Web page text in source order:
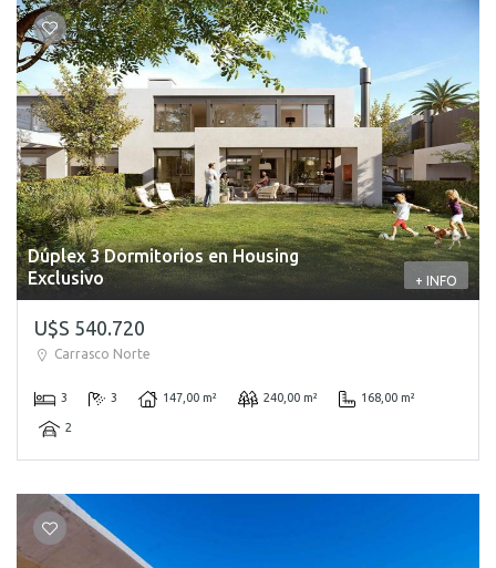
Dúplex 3 Dormitorios en Housing
Exclusivo
+ INFO
U$S 540.720
Carrasco Norte
3 3 147,00 m² 240,00 m² 168,00 m²
2